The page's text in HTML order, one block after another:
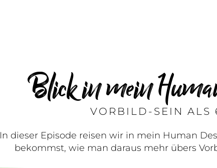
Blick in meinVORBILD-SEIN ALS
In dieser Episode reisen wir in mein Human
bekommst, wie man daraus mehr übers